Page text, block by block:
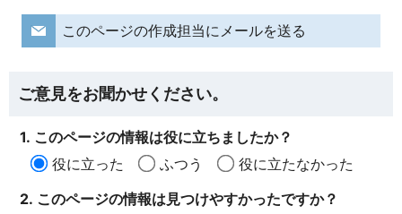
このページの作成担当にメールを送る
ご意見をお聞かせください。
1. このページの情報は役に立ちましたか？
役に立った
ふつう
役に立たなかった
2. このページの情報は見つけやすかったですか？